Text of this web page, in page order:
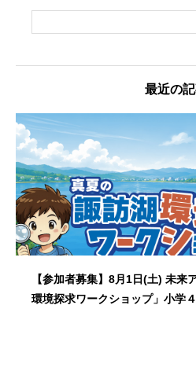
最近の
【参加者募集】8月1日(土) 未来
環境探求ワークショップ」小学